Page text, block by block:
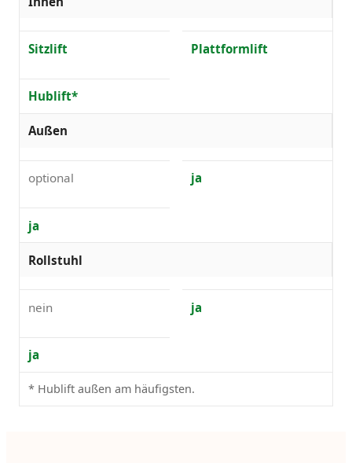
Sitzlift Plattformlift
Hublift*
Außen
optional ja
ja
Rollstuhl
nein ja
ja
* Hublift außen am häufigsten.